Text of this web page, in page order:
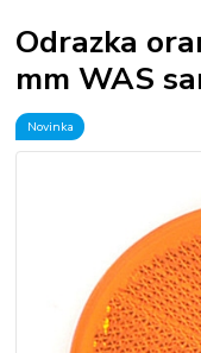
Odrazka
mm WAS
Novinka